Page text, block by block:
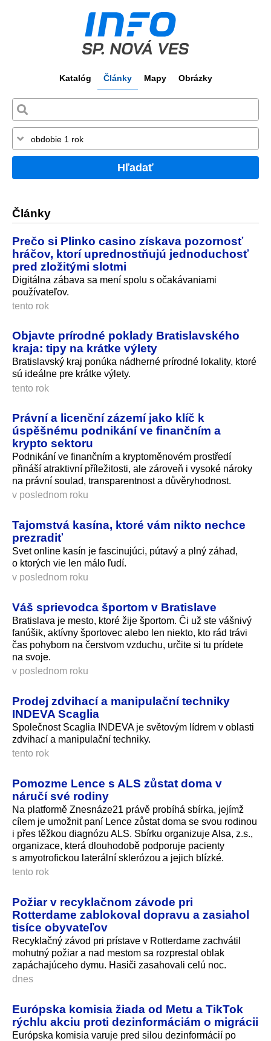
Katalóg Články Mapy Obrázky
Hľadať
Články
Prečo si Plinko casino získava pozornosť
hráčov, ktorí uprednostňujú jednoduchosť
pred zložitými slotmi
Digitálna zábava sa mení spolu s očakávaniami
používateľov.
tento rok
Objavte prírodné poklady Bratislavského
kraja: tipy na krátke výlety
Bratislavský kraj ponúka nádherné prírodné lokality, ktoré
sú ideálne pre krátke výlety.
tento rok
Právní a licenční zázemí jako klíč k
úspěšnému podnikání ve finančním a
krypto sektoru
Podnikání ve finančním a kryptoměnovém prostředí
přináší atraktivní příležitosti, ale zároveň i vysoké nároky
na právní soulad, transparentnost a důvěryhodnost.
v poslednom roku
Tajomstvá kasína, ktoré vám nikto nechce
prezradiť
Svet online kasín je fascinujúci, pútavý a plný záhad,
o ktorých vie len málo ľudí.
v poslednom roku
Váš sprievodca športom v Bratislave
Bratislava je mesto, ktoré žije športom. Či už ste vášnivý
fanúšik, aktívny športovec alebo len niekto, kto rád trávi
čas pohybom na čerstvom vzduchu, určite si tu prídete
na svoje.
v poslednom roku
Prodej zdvihací a manipulační techniky
INDEVA Scaglia
Společnost Scaglia INDEVA je světovým lídrem v oblasti
zdvihací a manipulační techniky.
tento rok
Pomozme Lence s ALS zůstat doma v
náručí své rodiny
Na platformě Znesnáze21 právě probíhá sbírka, jejímž
cílem je umožnit paní Lence zůstat doma se svou rodinou
i přes těžkou diagnózu ALS. Sbírku organizuje Alsa, z.s.,
organizace, která dlouhodobě podporuje pacienty
s amyotrofickou laterální sklerózou a jejich blízké.
tento rok
Požiar v recyklačnom závode pri
Rotterdame zablokoval dopravu a zasiahol
tisíce obyvateľov
Recyklačný závod pri prístave v Rotterdame zachvátil
mohutný požiar a nad mestom sa rozprestal oblak
zapáchajúceho dymu. Hasiči zasahovali celú noc.
dnes
Európska komisia žiada od Metu a TikTok
rýchlu akciu proti dezinformáciám o migrácii
Európska komisia varuje pred silou dezinformácií po